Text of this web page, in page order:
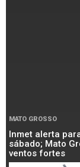
MATO GROSSO
Inmet alerta
sábado; Mato
ventos fortes